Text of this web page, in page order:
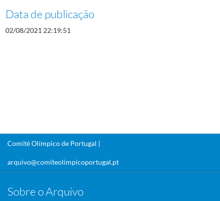
Data de publicação
02/08/2021 22:19:51
Comité Olímpico de Portugal |
arquivo@comiteolimpicoportugal.pt
Sobre o Arquivo